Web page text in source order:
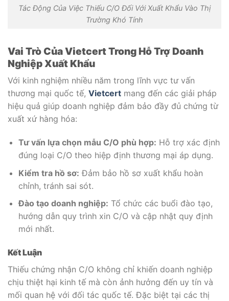
Tác Động Của Việc Thiếu C/O Đối Với Xuất Khẩu Vào Thị
Trường Khó Tính
Vai Trò Của Vietcert Trong Hỗ Trợ Doanh
Nghiệp Xuất Khẩu
Với kinh nghiệm nhiều năm trong lĩnh vực tư vấn
thương mại quốc tế, Vietcert mang đến các giải pháp
hiệu quả giúp doanh nghiệp đảm bảo đầy đủ chứng từ
xuất xứ hàng hóa:
Tư vấn lựa chọn mẫu C/O phù hợp: Hỗ trợ xác định
đúng loại C/O theo hiệp định thương mại áp dụng.
Kiểm tra hồ sơ: Đảm bảo hồ sơ xuất khẩu hoàn
chỉnh, tránh sai sót.
Đào tạo doanh nghiệp: Tổ chức các buổi đào tạo,
hướng dẫn quy trình xin C/O và cập nhật quy định
mới nhất.
Kết Luận
Thiếu chứng nhận C/O không chỉ khiến doanh nghiệp
chịu thiệt hại kinh tế mà còn ảnh hưởng đến uy tín và
mối quan hệ với đối tác quốc tế. Đặc biệt tại các thị